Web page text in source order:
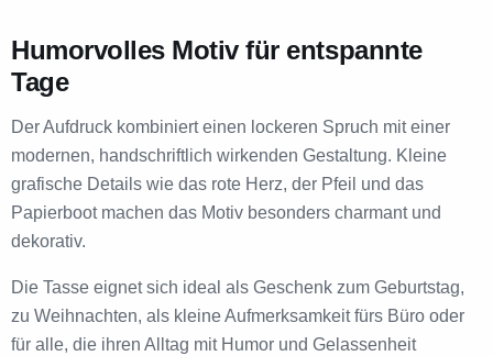
Humorvolles Motiv für entspannte
Tage
Der Aufdruck kombiniert einen lockeren Spruch mit einer
modernen, handschriftlich wirkenden Gestaltung. Kleine
grafische Details wie das rote Herz, der Pfeil und das
Papierboot machen das Motiv besonders charmant und
dekorativ.
Die Tasse eignet sich ideal als Geschenk zum Geburtstag,
zu Weihnachten, als kleine Aufmerksamkeit fürs Büro oder
für alle, die ihren Alltag mit Humor und Gelassenheit